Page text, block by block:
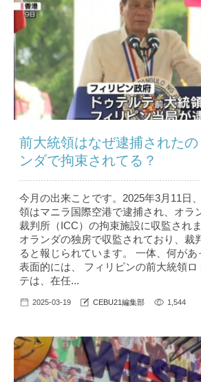
前大統領はなぜ逮捕された
ンダで拘束されてる？
今月の出来ことです。2025年3月11日
領はマニラ国際空港で逮捕され、オラ
裁判所（ICC）の拘束施設に収監され
オランダの独房で収監されており、裁
ると報じられています。 一体、何があ
表面的には、 フィリピンの前大統領
テは、在任...
2025-03-19 CEBU21編集部 1,544